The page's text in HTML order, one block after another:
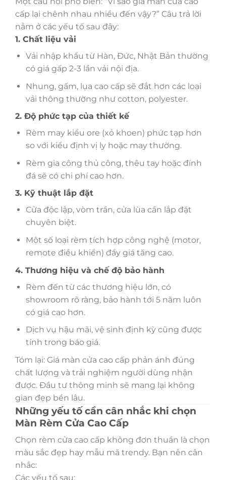
cấp lại chênh nhau nhiều đến vậy?” Câu trả lời
nằm ở các yếu tố sau đây:
1. Chất liệu vải
Vải nhập khẩu từ Hàn, Đức, Nhật Bản thường
có giá gấp 2-3 lần vải nội địa.
Nhung, gấm, lụa cao cấp sẽ đắt hơn các loại
vải thông thường như cotton, polyester.
2. Độ phức tạp của thiết kế
Rèm may kiểu ore (xỏ khoen) phức tạp hơn
so với kiểu định vị ly hoặc may thường.
Rèm gia công thủ công, thêu tay hoặc đính
đá sẽ có chi phí cao hơn.
3. Kỹ thuật lắp đặt
Cửa độc lập, vòm trần, cửa lùa cần lắp đặt
chuyên biệt.
Một số loại rèm tích hợp công nghệ (motor,
remote điều khiển) đẩy giá tăng cao.
4. Thương hiệu và chế độ bảo hành
Rèm đến từ các thương hiệu lớn, có
showroom rõ ràng, bảo hành tới 5 năm luôn
có giá cao hơn.
Dịch vụ hậu mãi, vệ sinh định kỳ cũng được
tính trong báo giá.
Tóm lại: Giá màn cửa cao cấp phản ánh đúng
chất lượng và trải nghiệm người dùng nhận
được. Đầu tư thông minh sẽ mang lại không
gian đẹp bền lâu.
Những yếu tố cần cân nhắc khi chọn
Màn Rèm Cửa Cao Cấp
Chọn rèm cửa cao cấp không đơn thuần là chọn
màu sắc đẹp hay mẫu mã trendy. Bạn nên cân
nhắc:
Các yếu tố sau: